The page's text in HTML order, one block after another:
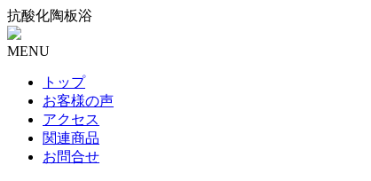
抗酸化陶板浴
MENU
トップ
お客様の声
アクセス
関連商品
お問合せ